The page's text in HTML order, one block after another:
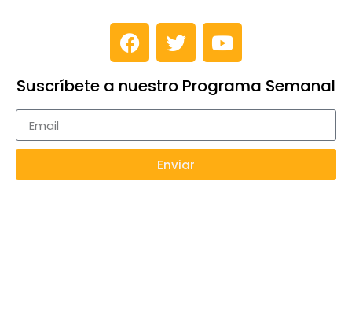
Suscríbete a nuestro Programa Semanal
Enviar